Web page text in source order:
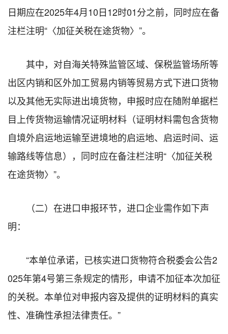
日期应在2025年4月10日12时01分之前，同时应在备
注栏注明“〈加征关税在途货物〉”。
其中，对自海关特殊监管区域、保税监管场所等
出区内销和区外加工贸易内销等贸易方式下进口货物
以及其他无实际进出境货物，申报时应在随附单据栏
目上传货物运输情况证明材料（证明材料需包含货物
自境外启运地运输至进境地的启运地、启运时间、运
输路线等信息），同时应在备注栏注明“〈加征关税
在途货物〉”。
（二）在进口申报环节，进口企业需作如下声
明：
“本单位承诺，已核实进口货物符合税委会公告2
025年第4号第三条规定的情形，申请不加征本次加征
的关税。本单位对申报内容及提供的证明材料的真实
性、准确性承担法律责任。”